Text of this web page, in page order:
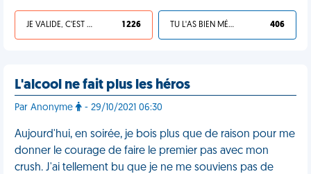
JE VALIDE, C'EST UNE VDM 1 226 TU L'AS BIEN MÉRITÉ 406
L'alcool ne fait plus les héros
Par Anonyme - 29/10/2021 06:30
Aujourd'hui, en soirée, je bois plus que de raison pour me
donner le courage de faire le premier pas avec mon
crush. J'ai tellement bu que je ne me souviens pas de